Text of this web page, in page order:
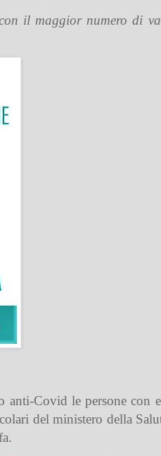
il maggior numero di
anti-Covid le persone con
del ministero della